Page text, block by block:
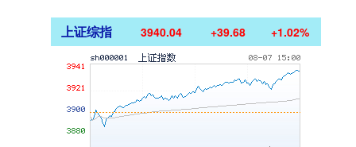
上证综指 3940.04 +39.68 +1.02%